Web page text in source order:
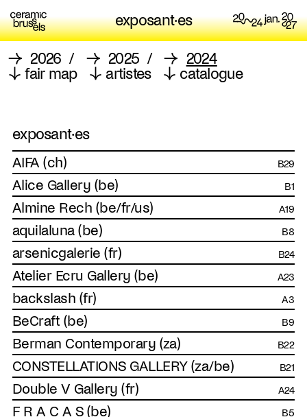
exposant·es
→ 2026 / → 2025 / → 2024
↓ fair map ↓ artistes ↓ catalogue
exposant·es
AIFA (ch) B29
Alice Gallery (be) B1
Almine Rech (be/fr/us) A19
aquilaluna (be) B8
arsenicgalerie (fr) B24
Atelier Ecru Gallery (be) A23
backslash (fr) A3
BeCraft (be) B9
Berman Contemporary (za) B22
CONSTELLATIONS GALLERY (za/be) B21
Double V Gallery (fr) A24
F R A C A S (be) B5